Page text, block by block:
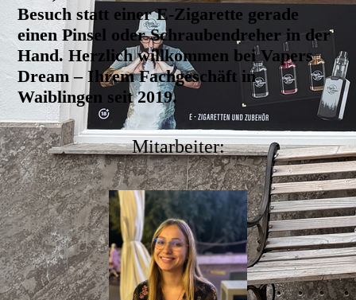
Besuch statt einer E-Zigarette gerade
einen Pinsel oder Schraubendreher in der
Hand.Herzlich willkommen bei Vapers
Dream – Ihrem Fachgeschäft in
Waiblingen seit 2019.
Mitarbeiter: